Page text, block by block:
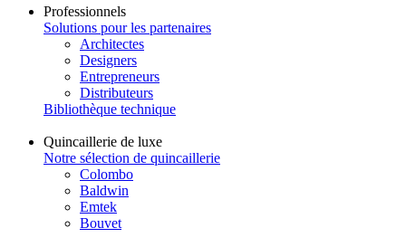
Professionnels
Solutions pour les partenaires
Architectes
Designers
Entrepreneurs
Distributeurs
Bibliothèque technique
Quincaillerie de luxe
Notre sélection de quincaillerie
Colombo
Baldwin
Emtek
Bouvet